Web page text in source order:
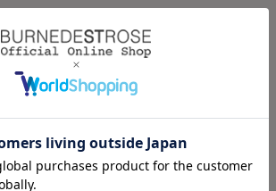
CATEGORY(SWINGLE)
トップス
パンツ
ジャケット/スーツ